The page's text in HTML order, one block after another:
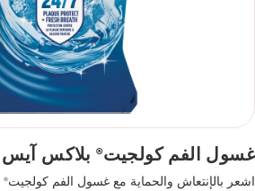
غسول الفم كولجيت®بلاكس آيس
اشعر بالإنتعاش والحماية مع غسول الفم كولجيت®